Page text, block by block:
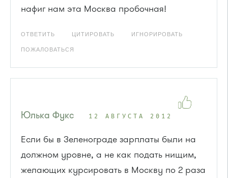
нафиг нам эта Москва пробочная!
ОТВЕТИТЬ ЦИТИРОВАТЬ ИГНОРИРОВАТЬ
ПОЖАЛОВАТЬСЯ
Юлька Фукс 12 АВГУСТА 2012
Если бы в Зеленограде зарплаты были на
должном уровне, а не как подать нищим,
желающих курсировать в Москву по 2 раза